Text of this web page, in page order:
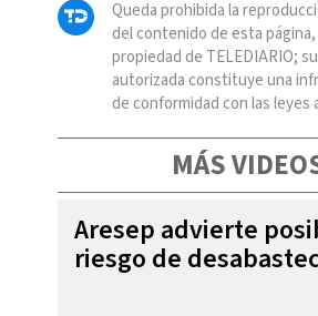
Queda prohibida la
del contenido de esta
propiedad de TELEDIARIO;
autorizada constituye una
de conformidad con las leyes
MÁS
Aresep advierte
riesgo de